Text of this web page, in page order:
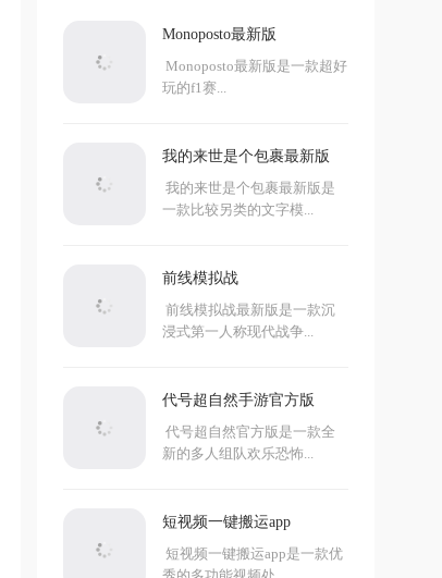
Monoposto最新版
Monoposto最新版是一款超好
玩的f1赛...
我的来世是个包裹最新版
我的来世是个包裹最新版是
一款比较另类的文字模...
前线模拟战
前线模拟战最新版是一款沉
浸式第一人称现代战争...
代号超自然手游官方版
代号超自然官方版是一款全
新的多人组队欢乐恐怖...
短视频一键搬运app
短视频一键搬运app是一款优